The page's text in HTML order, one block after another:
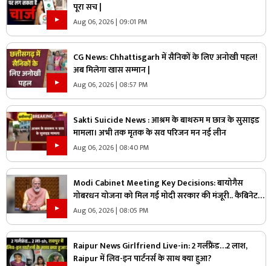
पूरा सच |
Aug 06, 2026 | 09:01 PM
CG News: Chhattisgarh में सैनिकों के लिए अनोखी पहल!
अब मिलेगा खास सम्मान |
Aug 06, 2026 | 08:57 PM
Sakti Suicide News : आश्रम के बाथरुम म छात्र के सुसाइड
मामला। अभी तक मृतक के सव परिजन मन नई लीन
Aug 06, 2026 | 08:40 PM
Modi Cabinet Meeting Key Decisions: बायोगैस
गोबरधन योजना को मिल गई मोदी सरकार की मंजूरी.. कैबिनेट
का बड़ा फैसला, जानें इस स्कीम पर कितना होगा खर्च
Aug 06, 2026 | 08:05 PM
Raipur News Girlfriend Live-in: 2 गर्लफ्रैंड…2 लाश,
Raipur में लिव-इन पार्टनर्स के साथ क्या हुआ?